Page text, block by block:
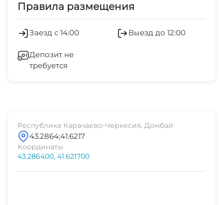
фразу «все дороги ведут в Рим», и вскоре
останавливается время, а слова «суета»,
«проблемы», «усталость» исчезают из вашего
Расстояния;
Правила размещения
Заезд с 14:00 Выезд до 12:00
Депозит не
требуется
Республика Карачаево-Черкесия, Домбай
43.2864;41.6217
Координаты
43.286400, 41.621700